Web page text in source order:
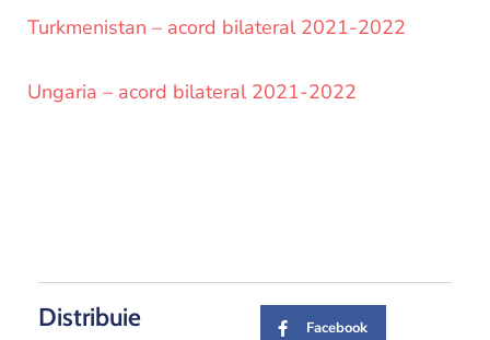
Turkmenistan – acord bilateral 2021-2022
Ungaria – acord bilateral 2021-2022
Distribuie Facebook